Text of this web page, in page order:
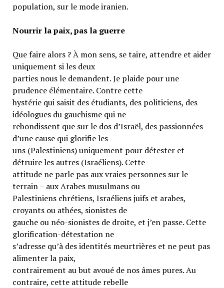
population, sur le mode iranien.
Nourrir la paix, pas la guerre
Que faire alors ? À mon sens, se taire, attendre et aider
uniquement si les deux
parties nous le demandent. Je plaide pour une
prudence élémentaire. Contre cette
hystérie qui saisit des étudiants, des politiciens, des
idéologues du gauchisme qui ne
rebondissent que sur le dos d’Israël, des passionnées
d’une cause qui glorifie les
uns (Palestiniens) uniquement pour détester et
détruire les autres (Israéliens). Cette
attitude ne parle pas aux vraies personnes sur le
terrain – aux Arabes musulmans ou
Palestiniens chrétiens, Israéliens juifs et arabes,
croyants ou athées, sionistes de
gauche ou néo-sionistes de droite, et j’en passe. Cette
glorification-détestation ne
s’adresse qu’à des identités meurtrières et ne peut pas
alimenter la paix,
contrairement au but avoué de nos âmes pures. Au
contraire, cette attitude rebelle